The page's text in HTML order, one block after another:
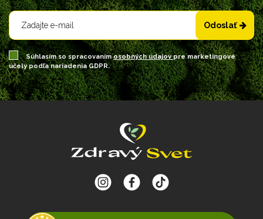
Odoslať
Súhlasím so spracovanímosobných údajovpre marketingové
účely podľa nariadenia GDPR.